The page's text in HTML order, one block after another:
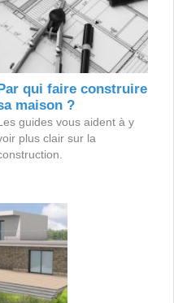
qui faire construire
maison ?
guides vous aident à y
plus clair sur la